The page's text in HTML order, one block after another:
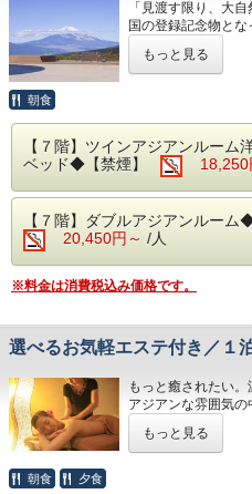
ます。
◆大浴場
良質な熱海温泉を是
・15:00～24:00（
・ 6:00～10:30（最
◆エステ・岩盤浴・
事前予約制でござい
詳細につきまして
ださい。
相模湾から昇る朝
※３歳未満のお子様
ご記入ください。
朝食は相模湾から
フェをお楽しみくだ
ただけます。
※内容・品数は時期
す。）
予約状況に応じて入
◆大浴場
良質な熱海温泉を是
源泉かけ流しの露
なること間違いなし
「見渡す限り、大自
国の登録記念物と
占め。
是非、十国峠でしか
＊十国峠にて引換の
す。
があります。
詳細は＜0557-83-
お部屋から見る景
相模湾の朝焼けや
◆お部屋
お部屋から見る景色
相模湾から昇る朝日
※３歳未満のお子様
ご記入ください。
もっと見る
朝食
【７階】ツインアジアンルー
ベッド◆【禁煙】
18,250
【７階】ダブルアジアンルー
20,450円～ /人
※料金は消費税込み価格です。
選べるお気軽エステ付き／１
もっと癒されたい。
アジアンな雰囲気の
ねてみてください。
もっと見る
朝食 夕食